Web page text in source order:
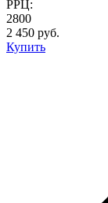
РРЦ:
2800
2 450 руб.
Купить